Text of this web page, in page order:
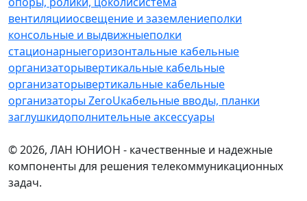
вентиляцииосвещение и заземлениеполки
консольные и выдвижныеполки
стационарныегоризонтальные кабельные
организаторывертикальные кабельные
организаторывертикальные кабельные
организаторы ZeroUкабельные вводы, планки
заглушкидополнительные аксессуары
© 2026, ЛАН ЮНИОН - качественные и надежные
компоненты для решения телекоммуникационных
задач.